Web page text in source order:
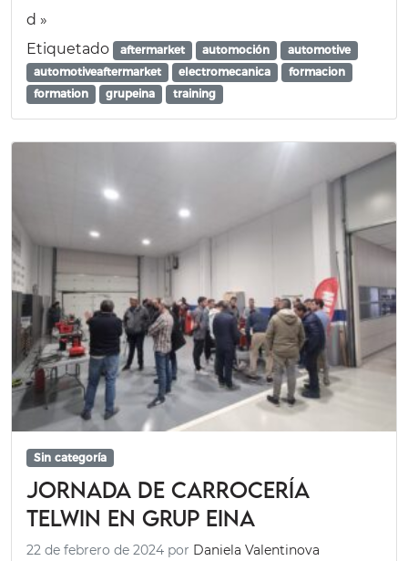
d »
Etiquetado
aftermarket automoción
automotive
automotiveaftermarket
electromecanica
formacion
formation
grupeina training
Sin categoría
Jornada de Carrocería
Telwin en Grup Eina
22 de febrero de 2024 por Daniela Valentinova